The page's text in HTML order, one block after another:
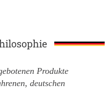
Produkte
deutschen